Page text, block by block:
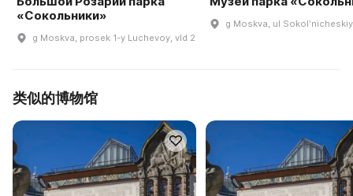
«Сокольники»
g Moskva, prosek 1-y Luchevoy, vld 2
g Moskva, ul Sokolʹnicheskiy
类似的博物馆